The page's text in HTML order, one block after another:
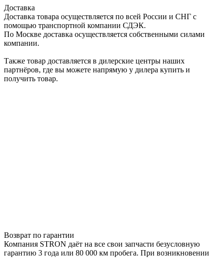
Доставка
Доставка товара осуществляется по всей России и СНГ с
помощью транспортной компании СДЭК.
По Москве доставка осуществляется собственными силами
компании.
Также товар доставляется в дилерские центры наших
партнёров, где вы можете напрямую у дилера купить и
получить товар.
Возврат по гарантии
Компания STRON даёт на все свои запчасти безусловную
гарантию 3 года или 80 000 км пробега. При возникновении